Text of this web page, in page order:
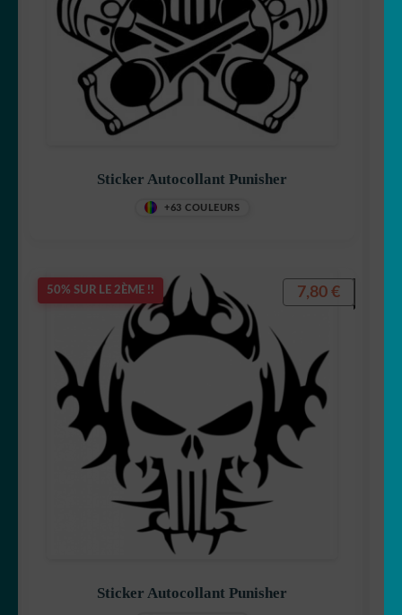
Sticker Autocollant Punisher
+63 COULEURS
50% SUR LE 2ÈME !!
Sticker Autocollant Punisher
7,80 €